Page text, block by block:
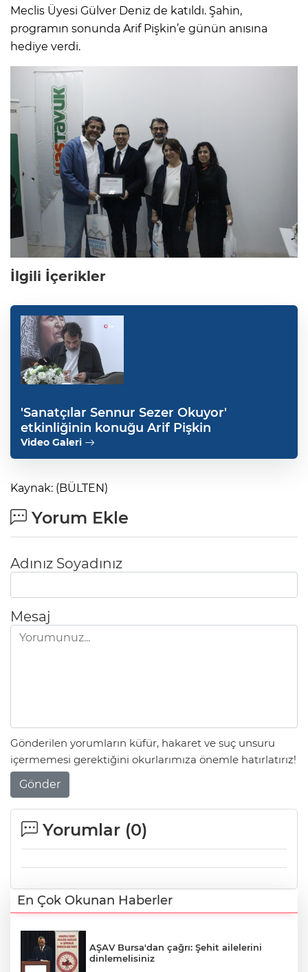
Meclis Üyesi Gülver Deniz de katıldı. Şahin,
programın sonunda Arif Pişkin’e günün anısına
hediye verdi.
İlgili İçerikler
'Sanatçılar Sennur Sezer Okuyor'
etkinliğinin konuğu Arif Pişkin
Video Galeri
Kaynak: (BÜLTEN)
Yorum Ekle
Adınız Soyadınız
Mesaj
Gönderilen yorumların küfür, hakaret ve suç unsuru
içermemesi gerektiğini okurlarımıza önemle hatırlatırız!
Gönder
Yorumlar (0)
En Çok Okunan Haberler
AŞAV Bursa'dan çağrı: Şehit ailelerini
dinlemelisiniz